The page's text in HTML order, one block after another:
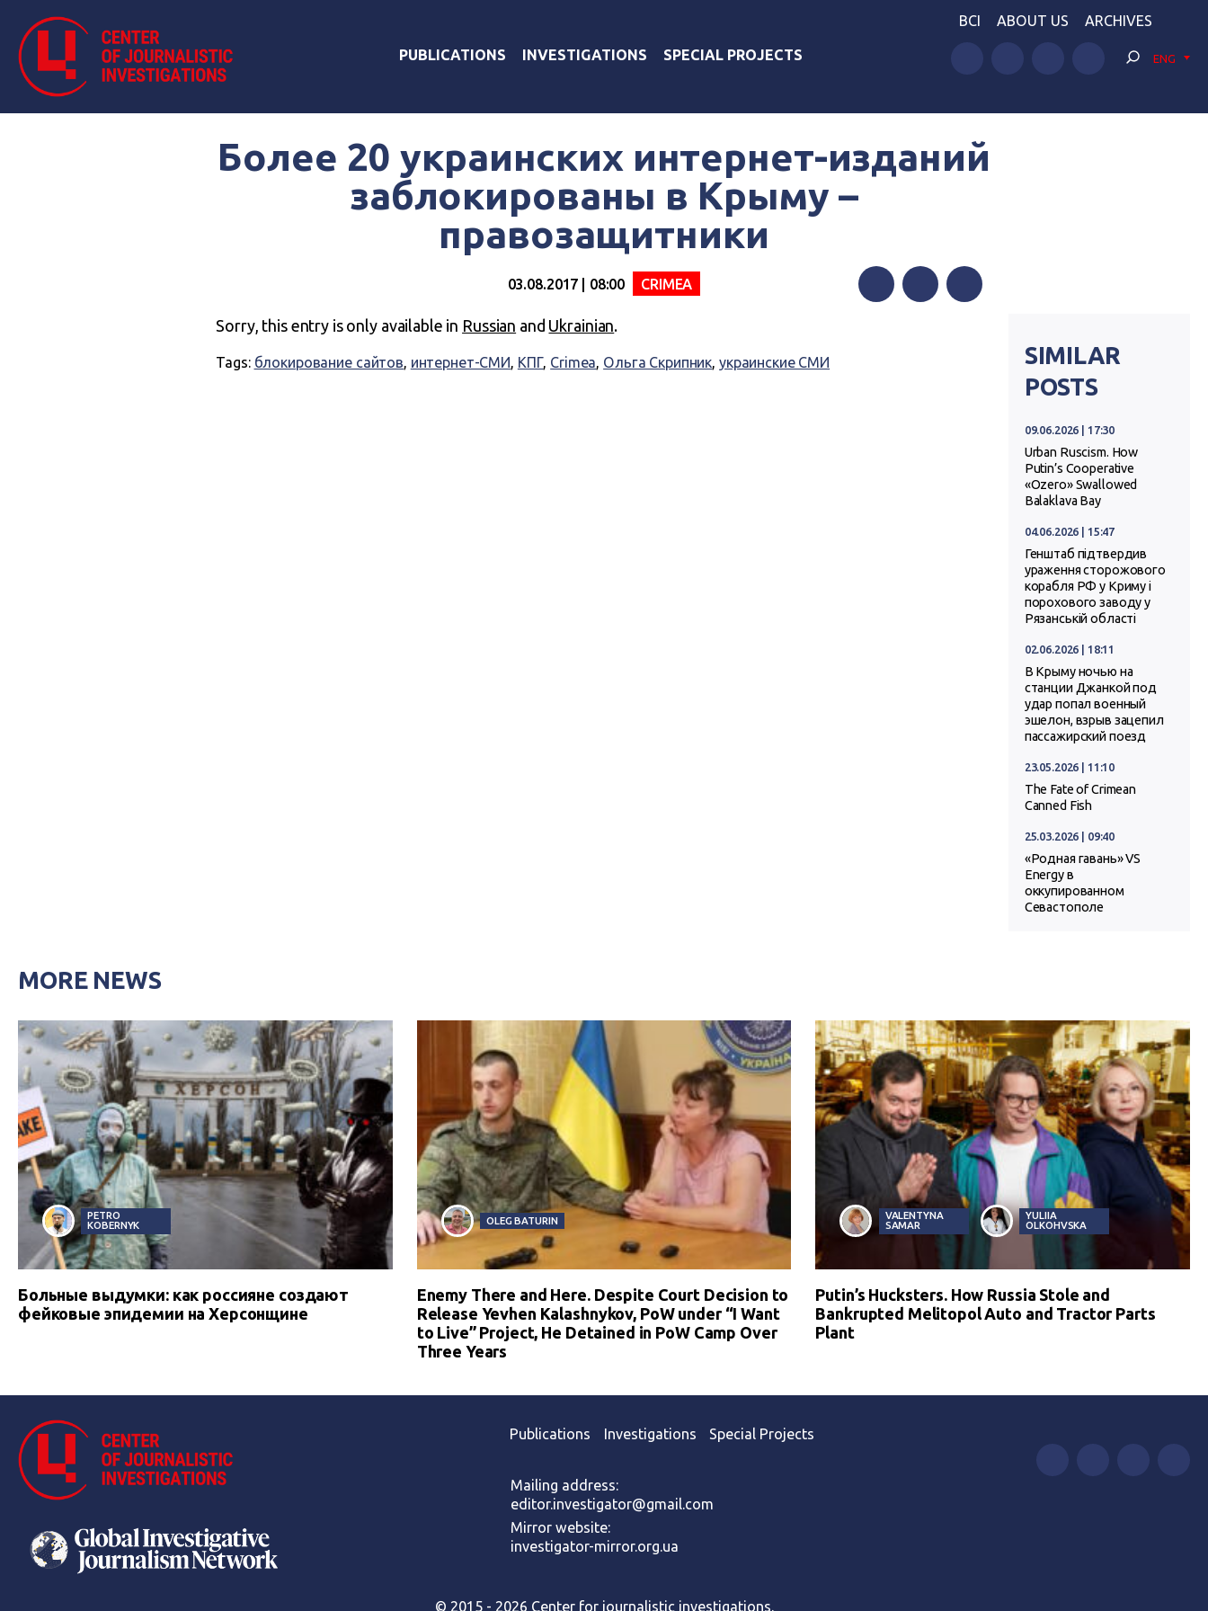
PUBLICATIONS INVESTIGATIONS SPECIAL PROJECTS
BCI ABOUT US ARCHIVES
ENG
Более 20 украинских интернет-изданий
заблокированы в Крыму –
правозащитники
03.08.2017 | 08:00 CRIMEA
Sorry, this entry is only available in Russian and Ukrainian.
Tags: блокирование сайтов, интернет-СМИ, КПГ, Crimea, Ольга Скрипник, украинские СМИ
SIMILAR
POSTS
09.06.2026 | 17:30
Urban Ruscism. How
Putin’s Cooperative
«Ozero» Swallowed
Balaklava Bay
04.06.2026 | 15:47
Генштаб підтвердив
ураження сторожового
корабля РФ у Криму і
порохового заводу у
Рязанській області
02.06.2026 | 18:11
В Крыму ночью на
станции Джанкой под
удар попал военный
эшелон, взрыв зацепил
пассажирский поезд
23.05.2026 | 11:10
The Fate of Crimean
Canned Fish
25.03.2026 | 09:40
«Родная гавань» VS
Energy в
оккупированном
Севастополе
MORE NEWS
PETRO
KOBERNYK
Больные выдумки: как россияне создают
фейковые эпидемии на Херсонщине
OLEG BATURIN
Enemy There and Here. Despite Court Decision to
Release Yevhen Kalashnykov, PoW under “I Want
to Live” Project, He Detained in PoW Camp Over
Three Years
VALENTYNA
SAMAR
YULIIA
OLKOHVSKA
Putin’s Hucksters. How Russia Stole and
Bankrupted Melitopol Auto and Tractor Parts
Plant
Publications Investigations Special Projects
Mailing address:
editor.investigator@gmail.com
Mirror website:
investigator-mirror.org.ua
© 2015 - 2026 Center for journalistic investigations.